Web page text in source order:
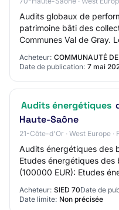
Audits globaux de
patrimoine bâti des
Communes Val de Gray.
accord-cadre avec
Acheteur: COMMUNAUTÉ
Date de publication: 7 mai
Audits énergétiques
Haute-Saône
21-Côte-d'Or · West Europe ·
Audits énergétiques des
Etudes énergétiques des
(100000 EUR): Etudes
Acheteur: SIED 70Date de
Date limite: Non précisée